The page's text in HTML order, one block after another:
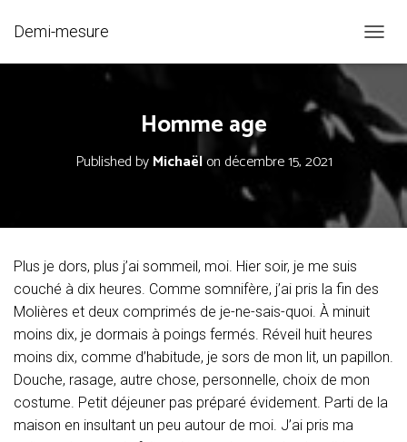
Demi-mesure
U
R
E
A
I
T
Homme age
Published byMichaëlon décembre 15, 2021
Plus je dors, plus j’ai sommeil, moi. Hier soir, je me suis
couché à dix heures. Comme somnifère, j’ai pris la fin des
Molières et deux comprimés de je-ne-sais-quoi. À minuit
moins dix, je dormais à poings fermés. Réveil huit heures
moins dix, comme d’habitude, je sors de mon lit, un papillon.
Douche, rasage, autre chose, personnelle, choix de mon
costume. Petit déjeuner pas préparé évidement. Parti de la
maison en insultant un peu autour de moi. J’ai pris ma